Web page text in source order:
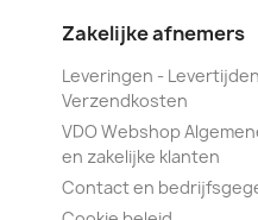
Zakelijke afnemers
Leveringen -
Verzendkosten
VDO Webshop
en zakelijke klanten
Contact en